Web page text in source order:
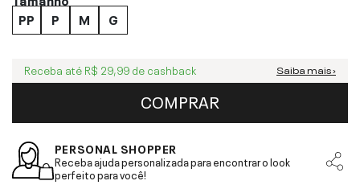
PP
P M G
Receba até R$ 29,99 de cashback Saiba mais ›
COMPRAR
PERSONAL SHOPPER
Receba ajuda personalizada para encontrar o look
perfeito para você!